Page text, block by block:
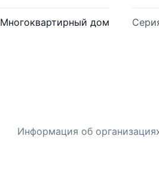
Многоквартирный дом
Информация об